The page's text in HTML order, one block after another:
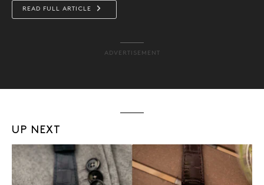
READ FULL ARTICLE
ADVERTISEMENT
UP NEXT